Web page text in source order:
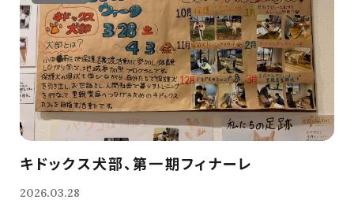
キドックス犬部、第一期フィナーレ
2026.03.28